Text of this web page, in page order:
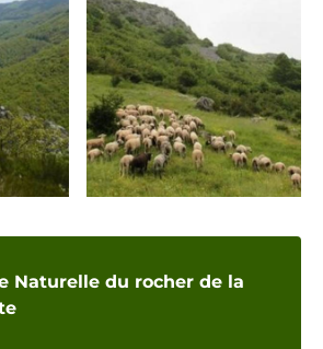
Naturelle du rocher de la